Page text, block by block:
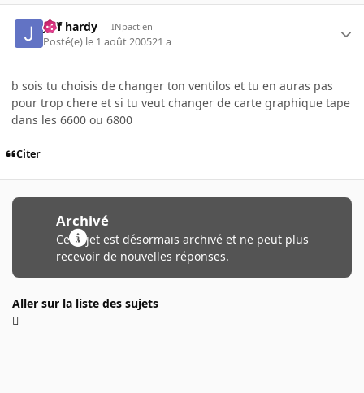
jeff hardy INpactien
Posté(e) le 1 août 200521 a
b sois tu choisis de changer ton ventilos et tu en auras pas
pour trop chere et si tu veut changer de carte graphique tape
dans les 6600 ou 6800
Citer
Archivé
Ce sujet est désormais archivé et ne peut plus
recevoir de nouvelles réponses.
Aller sur la liste des sujets